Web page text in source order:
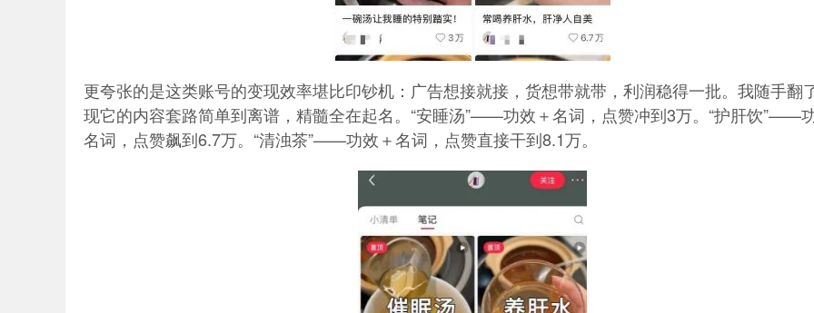
更夸张的是这类账号的变现效率堪比印钞机：广告想接就接，货想带就带，利润稳得一批。我随手翻
现它的内容套路简单到离谱，精髓全在起名。“安睡汤”——功效＋名词，点赞冲到3万。“护肝饮”——
名词，点赞飙到6.7万。“清浊茶”——功效＋名词，点赞直接干到8.1万。